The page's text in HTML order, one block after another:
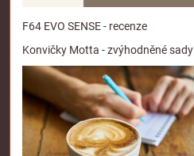
F64 EVO SENSE - recenze
Konvičky Motta - zvýhodněné sady